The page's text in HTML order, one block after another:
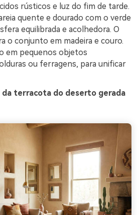
rústicos e luz do fim de tarde.
quente e dourado com o verde
equilibrada e acolhedora. O
o conjunto em madeira e couro.
em pequenos objetos
ou ferragens, para unificar
da terracota do deserto gerada